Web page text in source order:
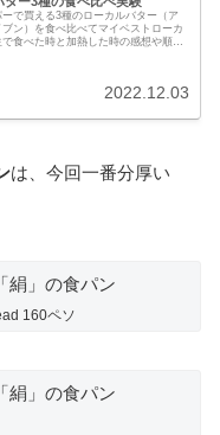
で買える3種のローカルバター（ア
ン）を食べ比べてマイベストローカ
食べた時と加熱した時の感想や順位
2022.12.03
は、今回一番分厚い
160ペソ